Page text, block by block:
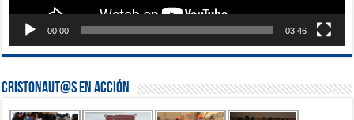
00:00 03:46
Cristonaut@s en Acción